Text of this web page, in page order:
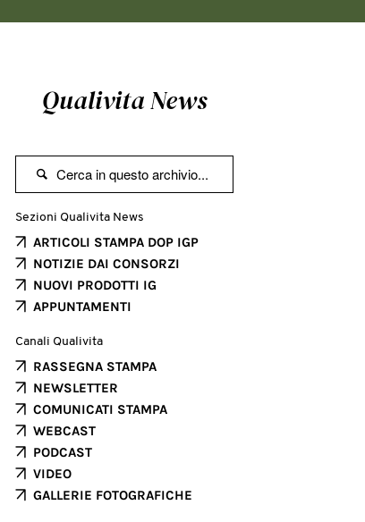
Qualivita News

Sezioni Qualivita News
ARTICOLI STAMPA DOP IGP
NOTIZIE DAI CONSORZI
NUOVI PRODOTTI IG
APPUNTAMENTI
Canali Qualivita
RASSEGNA STAMPA
NEWSLETTER
COMUNICATI STAMPA
WEBCAST
PODCAST
VIDEO
GALLERIE FOTOGRAFICHE